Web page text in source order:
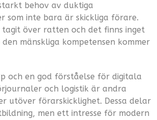
behov av duktiga
som inte bara är skickliga förare.
över ratten och det finns inget
mänskliga kompetensen kommer
och en god förståelse för digitala
och logistik är andra
utöver förarskicklighet. Dessa delar
men ett intresse för modern